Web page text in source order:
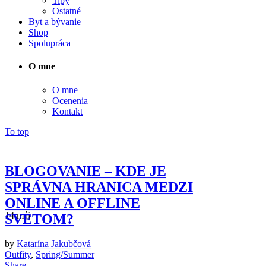
Ostatné
Byt a bývanie
Shop
Spolupráca
O mne
O mne
Ocenenia
Kontakt
To top
Topankovo
Aldo
14máj
BLOGOVANIE – KDE JE
SPRÁVNA HRANICA MEDZI
ONLINE A OFFLINE
SVETOM?
by Katarína Jakubčová
Outfity, Spring/Summer